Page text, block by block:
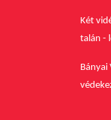
Két
talán -
Bányai